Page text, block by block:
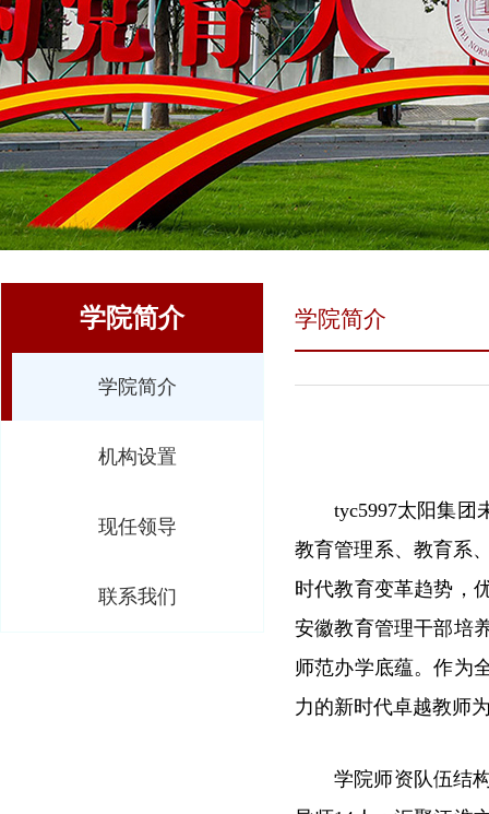
学院简介
学院简介
机构设置
现任领导
联系我们
学院简介
tyc5997太阳集团
教育管理系、教育系
时代教育变革趋势，
安徽教育管理干部培
师范办学底蕴。作为
力的新时代卓越教师
学院师资队伍结